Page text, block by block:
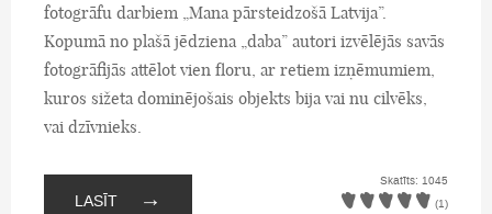
fotogrāfu darbiem „Mana pārsteidzošā Latvija”.
Kopumā no plašā jēdziena „daba” autori izvēlējās savās
fotogrāfijās attēlot vien floru, ar retiem izņēmumiem,
kuros sižeta dominējošais objekts bija vai nu cilvēks,
vai dzīvnieks.
LASĪT →
Skatīts: 1045
(1)